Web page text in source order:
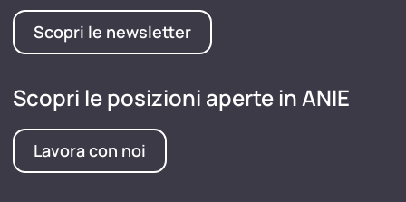
Scopri le newsletter
Scopri le posizioni aperte in ANIE
Lavora con noi